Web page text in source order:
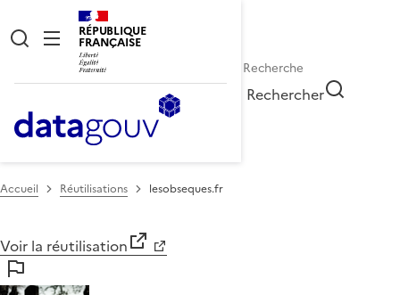
RÉPUBLIQUE
FRANÇAISE
Rechercher
Accueil Réutilisations lesobseques.fr
Voir la réutilisation